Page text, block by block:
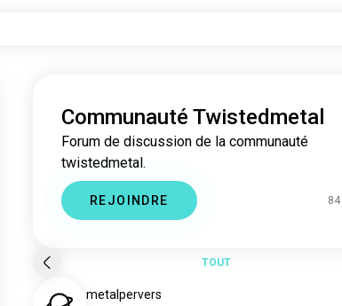
Communauté Twistedmetal
Forum de discussion de la communauté
twistedmetal.
REJOINDRE
TOUT
metalpervers